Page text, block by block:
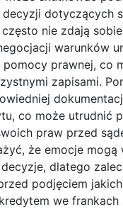
decyzji dotyczących
nie zdają
warunków
pomocy prawnej, co
zapisami.
co może utrudnić
praw przed
że emocje mogą
dlatego
podjęciem
we frankach